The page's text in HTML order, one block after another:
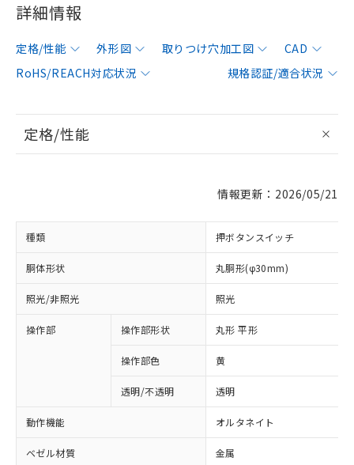
詳細情報
定格/性能 外形図 取りつけ穴加工図
CAD
RoHS/REACH対応状況
規格認証/適合状況
定格/性能
情報更新：2026/05/21
種類 押ボタンスイッチ
胴体形状 丸胴形(φ30mm)
照光/非照光 照光
操作部 操作部形状 丸形 平形
操作部色 黄
透明/不透明 透明
動作機能 オルタネイト
ベゼル材質 金属